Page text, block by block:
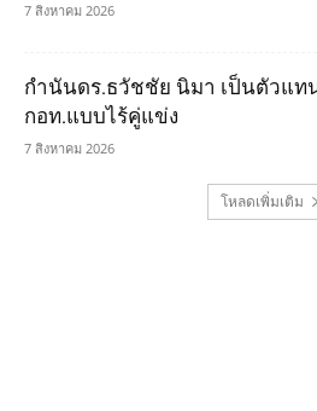
7 สิงหาคม 2026
กำนันดร.ธวัชชัย นิมา เป็นตัวแท
กอท.แบบไร้คู่แข่ง
7 สิงหาคม 2026
โหลดเพิ่มเติม